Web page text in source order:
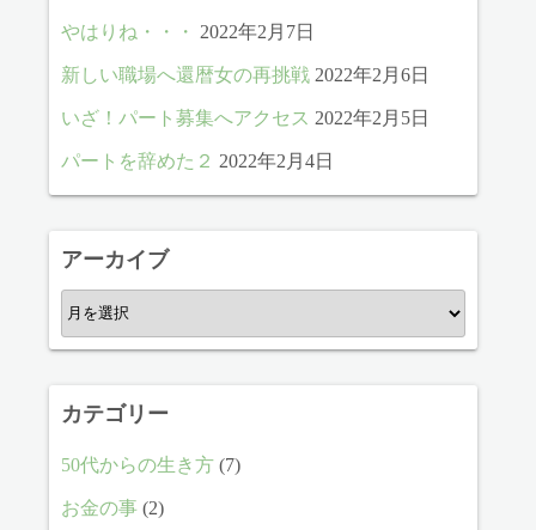
やはりね・・・ 2022年2月7日
新しい職場へ還暦女の再挑戦 2022年2月6日
いざ！パート募集へアクセス 2022年2月5日
パートを辞めた２ 2022年2月4日
アーカイブ
ア
ー
ブ
カテゴリー
50代からの生き方 (7)
お金の事 (2)